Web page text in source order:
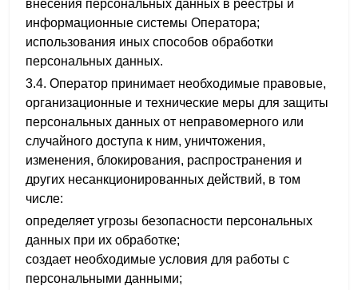
внесения персональных данных в реестры и
информационные системы Оператора;
использования иных способов обработки
персональных данных.
3.4. Оператор принимает необходимые правовые,
организационные и технические меры для защиты
персональных данных от неправомерного или
случайного доступа к ним, уничтожения,
изменения, блокирования, распространения и
других несанкционированных действий, в том
числе:
определяет угрозы безопасности персональных
данных при их обработке;
создает необходимые условия для работы с
персональными данными;